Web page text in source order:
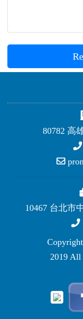
80782 高
10467 台北市
2019 All